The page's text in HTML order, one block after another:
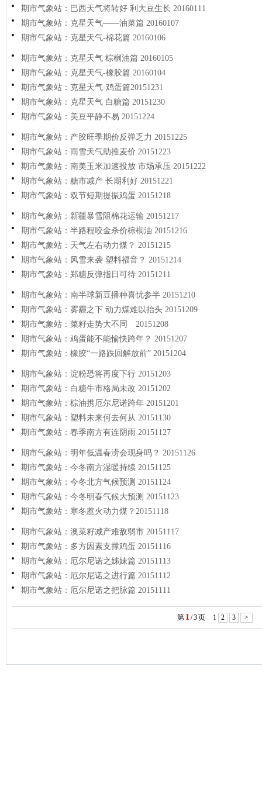
期市气象站：巴西天气将转好 利大豆生长 20160111
期市气象站：克星天气——油菜篇 20160107
期市气象站：克星天气-棉花篇 20160106
期市气象站：克星天气 棕榈油篇 20160105
期市气象站：克星天气-橡胶篇 20160104
期市气象站：克星天气-鸡蛋篇20151231
期市气象站：克星天气 白糖篇 20151230
期市气象站：美豆平静不易 20151224
期市气象站：产胶旺季期价反弹乏力 20151225
期市气象站：雨雪天气助推麦价 20151223
期市气象站：南美玉米加速投放 市场承压 20151222
期市气象站：糖市减产 长期利好 20151221
期市气象站：双节短期提振鸡蛋 20151218
期市气象站：新疆暴雪阻棉花运输 20151217
期市气象站：半路程咬金杀价棕榈油 20151216
期市气象站：天气左右动力煤？ 20151215
期市气象站：风雪来袭 塑料福音？ 20151214
期市气象站：郑糖反弹指日可待 20151211
期市气象站：南半球新豆播种喜忧参半 20151210
期市气象站：雾霾之下 动力煤难以抬头 20151209
期市气象站：菜籽走势大不同 20151208
期市气象站：鸡蛋能不能愉快跨年？ 20151207
期市气象站：橡胶“一路跌回解放前” 20151204
期市气象站：淀粉恐将再度下行 20151203
期市气象站：白糖牛市格局未改 20151202
期市气象站：棕油携厄尔尼诺跨年 20151201
期市气象站：塑料未来何去何从 20151130
期市气象站：春季南方有连阴雨 20151127
期市气象站：明年低温春涝会现身吗？ 20151126
期市气象站：今冬南方湿暖持续 20151125
期市气象站：今冬北方气候预测 20151124
期市气象站：今冬明春气候大预测 20151123
期市气象站：寒冬惹火动力煤？20151118
期市气象站：澳菜籽减产难敌弱市 20151117
期市气象站：多方因素支撑鸡蛋 20151116
期市气象站：厄尔尼诺之姊妹篇 20151113
期市气象站：厄尔尼诺之进行篇 20151112
期市气象站：厄尔尼诺之把脉篇 20151111
第 1 /3页 1 2 3 >